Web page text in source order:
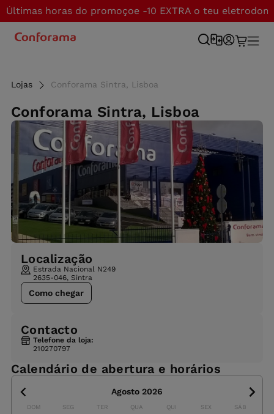
Últimas horas do promoçoe -10 EXTRA o teu
Lojas Conforama Sintra, Lisboa
Conforama Sintra, Lisboa
Localização
Estrada Nacional N249
2635-046, Sintra
Como chegar
Contacto
Telefone da loja:
210270797
Calendário de abertura e horários
Agosto 2026
DOM SEG TER QUA QUI SEX SÁB